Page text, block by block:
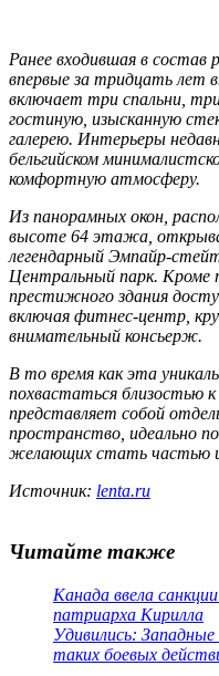
Ранее входившая в состав
впервые за тридцать лет
включает три спальни,
гостиную, изысканную
галерею. Интерьеры
бельгийском
комфортную атмосферу.
Из панорамных окон,
высоте 64 этажа,
легендарный Эмпайр-
Центральный парк. Кроме
престижного здания
включая фитнес-центр,
внимательный консьерж.
В то время как эта
похвастаться близостью
представляет собой
пространство, идеально
желающих стать частью
Источник: lenta.ru
Читайте также
Канада ввела
патриарха Кирилла
Удивились: Западные
таких боевых